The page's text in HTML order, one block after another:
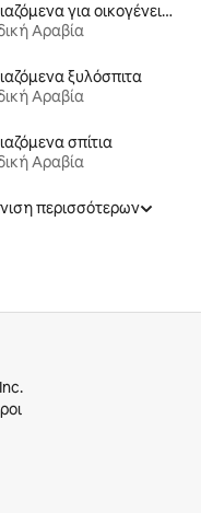
Ενοικιαζόμενα για οικογένειες
Αραβία
ξυλόσπιτα
Αραβία
σπίτια
Αραβία
περισσότερων